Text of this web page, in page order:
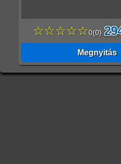
☆☆☆☆☆0(0)
Megnyitás